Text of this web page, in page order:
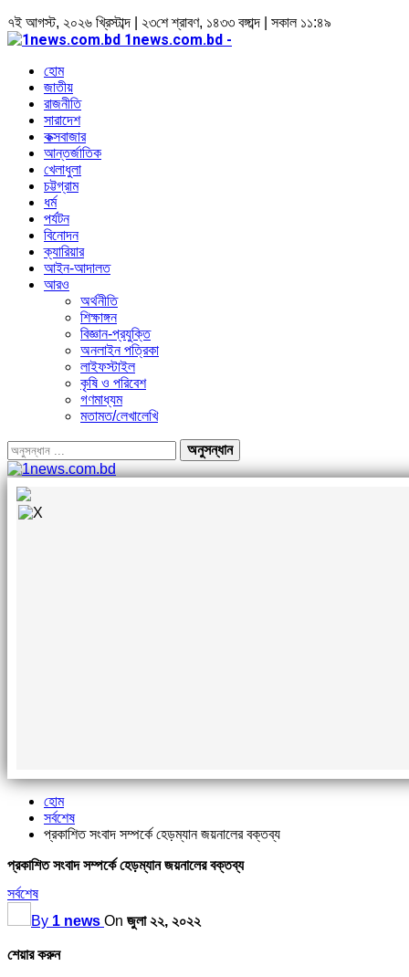
৭ই আগস্ট, ২০২৬ খ্রিস্টাব্দ | ২৩শে শ্রাবণ, ১৪৩৩ বঙ্গাব্দ | সকাল ১১:৪৯
1news.com.bd -
হোম
জাতীয়
রাজনীতি
সারাদেশ
কক্সবাজার
আন্তর্জাতিক
খেলাধুলা
চট্টগ্রাম
ধর্ম
পর্যটন
বিনোদন
ক্যারিয়ার
আইন-আদালত
আরও
অর্থনীতি
শিক্ষাঙ্গন
বিজ্ঞান-প্রযুক্তি
অনলাইন পত্রিকা
লাইফস্টাইল
কৃষি ও পরিবেশ
গণমাধ্যম
মতামত/লেখালেখি
হোম
সর্বশেষ
প্রকাশিত সংবাদ সম্পর্কে হেড়ম্যান জয়নালের বক্তব্য
প্রকাশিত সংবাদ সম্পর্কে হেড়ম্যান জয়নালের বক্তব্য
সর্বশেষ
By 1 news On জুলা ২২, ২০২২
শেয়ার করুন